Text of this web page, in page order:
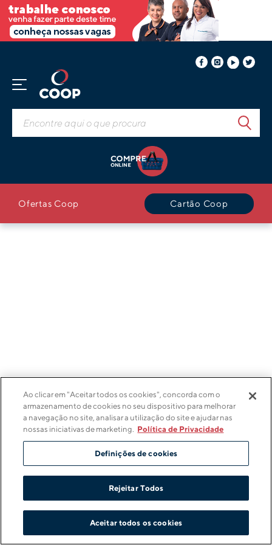
Ofertas Coop Cartão Coop
Ao clicar em "Aceitar todos os cookies", concorda com o
armazenamento de cookies no seu dispositivo para melhorar
a navegação no site, analisar a utilização do site e ajudar nas
nossas iniciativas de marketing. Política de Privacidade
Definições de cookies
Rejeitar Todos
Aceitar todos os cookies